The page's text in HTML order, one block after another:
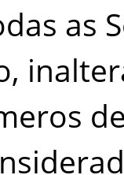
as